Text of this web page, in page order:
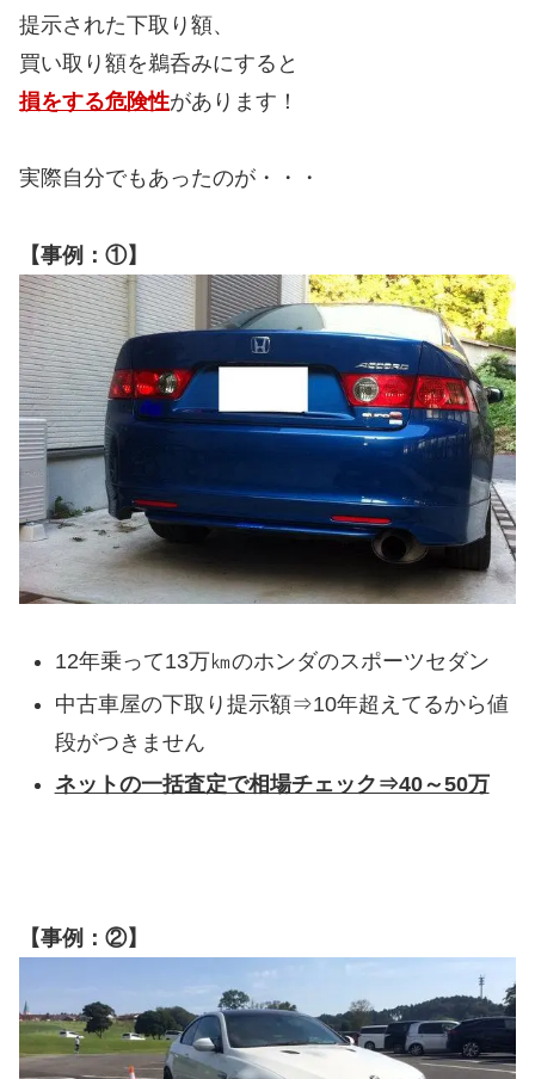
提示された下取り額、
買い取り額を鵜呑みにすると
損をする危険性があります！
実際自分でもあったのが・・・
【事例：①】
12年乗って13万㎞のホンダのスポーツセダン
中古車屋の下取り提示額⇒10年超えてるから値
段がつきません
ネットの一括査定で相場チェック⇒40～50万
【事例：②】